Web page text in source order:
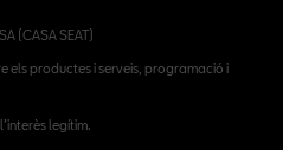
(CASA SEAT)
els productes i serveis, programació i
legítim.